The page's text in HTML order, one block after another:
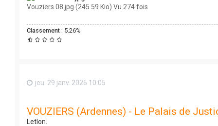
Vouziers 08.jpg (245.59 Kio) Vu 274 fois
Classement : 5.26%
jeu. 29 janv. 2026 10:05
VOUZIERS (Ardennes) - Le Palais de
Letlon.